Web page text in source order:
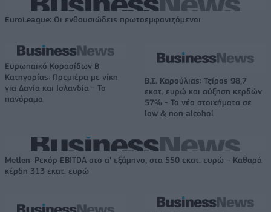
EuroLeague: Οι ενθουσιώδεις πρωτοεμφανιζόμενοι
Ευρωπαϊκό Κορασίδων Β'
Κατηγορίας: Πρεμιέρα με νίκη
για Δανία και Ισλανδία - Το
πανόραμα
Β.Σ. Καρούλιας: Τζίρος 98,7
εκατ. ευρώ και αύξηση κερδών
57% - Τα νέα στοιχήματα σε
low & non alcohol
Metlen: Ρεκόρ EBITDA στο α' εξάμηνο, στα 550 εκατ. ευρώ – Καθαρά
κέρδη 313 εκατ. ευρώ